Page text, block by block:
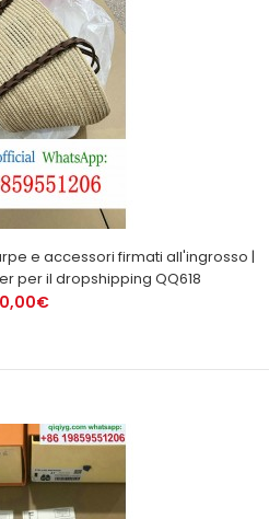
e accessori firmati all'ingrosso |
per il dropshipping QQ618
0,00€